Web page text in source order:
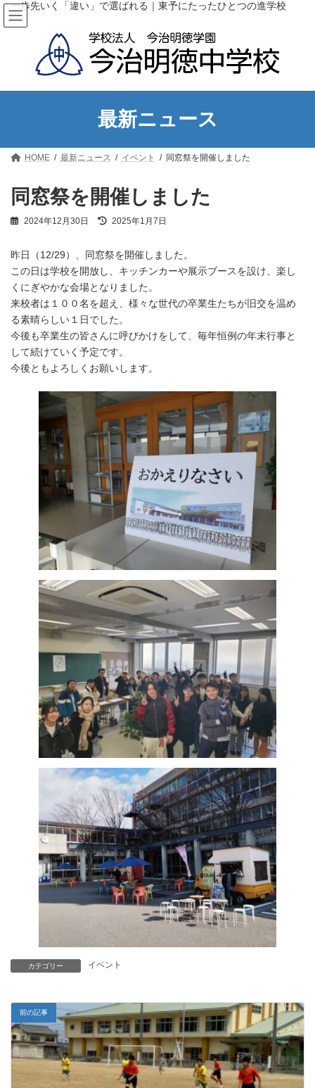
コ
ン
テ
キ
ナ
ビ
ゲ
に
一歩先いく「違い」で選ばれる｜東予にたったひとつの進学校
最新ニュース
HOME 最新ニュース イベント 同窓祭を開催しました
同窓祭を開催しました
2024年12月30日
最
新
:
2025年1月7日
昨日（12/29）、同窓祭を開催しました。
この日は学校を開放し、キッチンカーや展示ブースを設け、楽し
くにぎやかな会場となりました。
来校者は１００名を超え、様々な世代の卒業生たちが旧交を温め
る素晴らしい１日でした。
今後も卒業生の皆さんに呼びかけをして、毎年恒例の年末行事と
して続けていく予定です。
今後ともよろしくお願いします。
カテゴリー イベント
前の記事